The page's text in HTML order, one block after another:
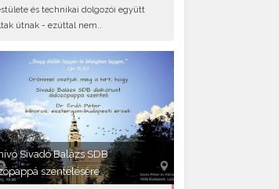
és technikai dolgozói együtt
útnak - ezúttal nem..
Sivadó Balázs SDB
szentelésére